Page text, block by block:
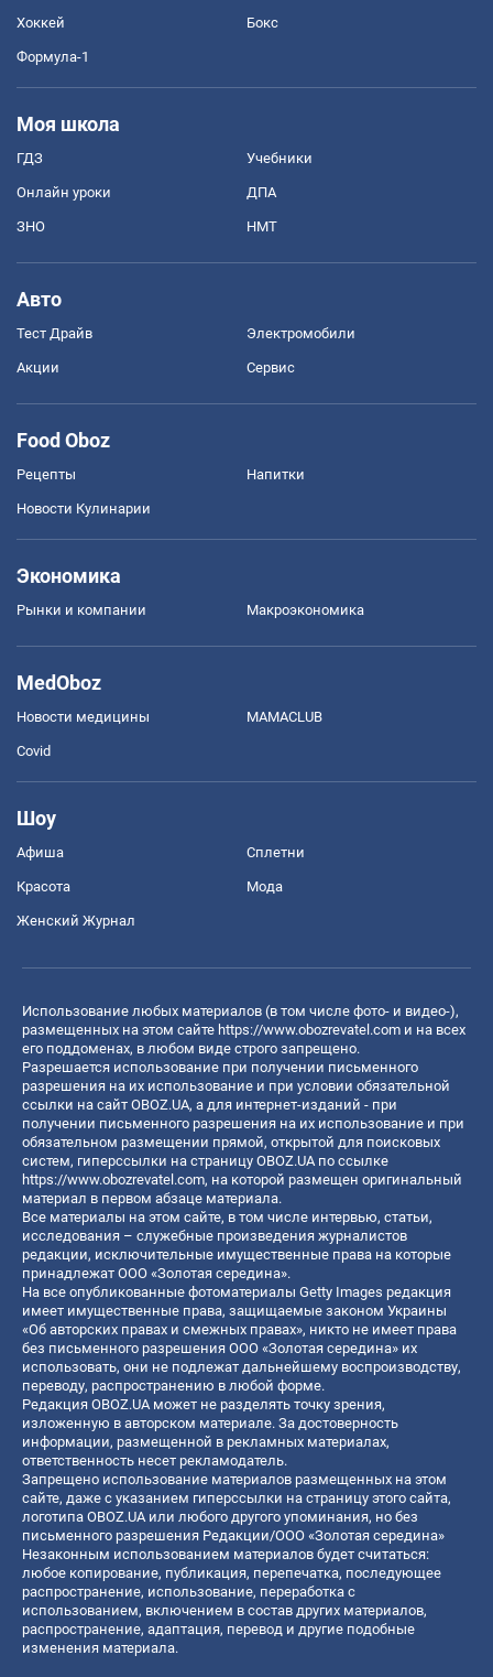
Хоккей Бокс
Формула-1
Моя школа
ГДЗ Учебники
Онлайн уроки ДПА
ЗНО НМТ
Авто
Тест Драйв Электромобили
Акции Сервис
Food Oboz
Рецепты Напитки
Новости Кулинарии
Экономика
Рынки и компании Mакроэкономика
MedOboz
Новости медицины MAMACLUB
Covid
Шоу
Афиша Сплетни
Красота Мода
Женский Журнал
Использование любых материалов (в том числе фото- и видео-),
размещенных на этом сайте https://www.obozrevatel.com и на всех
его поддоменах, в любом виде строго запрещено.
Разрешается использование при получении письменного
разрешения на их использование и при условии обязательной
ссылки на сайт OBOZ.UA, а для интернет-изданий - при
получении письменного разрешения на их использование и при
обязательном размещении прямой, открытой для поисковых
систем, гиперссылки на страницу OBOZ.UA по ссылке
https://www.obozrevatel.com, на которой размещен оригинальный
материал в первом абзаце материала.
Все материалы на этом сайте, в том числе интервью, статьи,
исследования – служебные произведения журналистов
редакции, исключительные имущественные права на которые
принадлежат ООО «Золотая середина».
На все опубликованные фотоматериалы Getty Images редакция
имеет имущественные права, защищаемые законом Украины
«Об авторских правах и смежных правах», никто не имеет права
без письменного разрешения ООО «Золотая середина» их
использовать, они не подлежат дальнейшему воспроизводству,
переводу, распространению в любой форме.
Редакция OBOZ.UA может не разделять точку зрения,
изложенную в авторском материале. За достоверность
информации, размещенной в рекламных материалах,
ответственность несет рекламодатель.
Запрещено использование материалов размещенных на этом
сайте, даже с указанием гиперссылки на страницу этого сайта,
логотипа OBOZ.UA или любого другого упоминания, но без
письменного разрешения Редакции/ООО «Золотая середина»
Незаконным использованием материалов будет считаться:
любое копирование, публикация, перепечатка, последующее
распространение, использование, переработка с
использованием, включением в состав других материалов,
распространение, адаптация, перевод и другие подобные
изменения материала.